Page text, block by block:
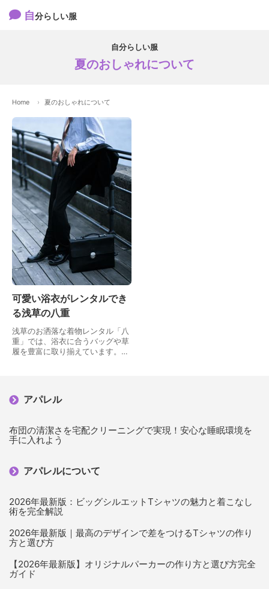
自分らしい服
自分らしい服
夏のおしゃれについて
Home 夏のおしゃれについて
可愛い浴衣がレンタルでき
る浅草の八重
浅草のお洒落な着物レンタル「八
重」では、浴衣に合うバッグや草
履を豊富に取り揃えています。八
アパレル
布団の清潔さを宅配クリーニングで実現！安心な睡眠環境を
手に入れよう
アパレルについて
2026年最新版：ビッグシルエットTシャツの魅力と着こなし
術を完全解説
2026年最新版｜最高のデザインで差をつけるTシャツの作り
方と選び方
【2026年最新版】オリジナルパーカーの作り方と選び方完全
ガイド